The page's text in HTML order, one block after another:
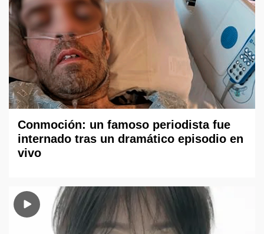
Conmoción: un famoso periodista fue
internado tras un dramático episodio en
vivo